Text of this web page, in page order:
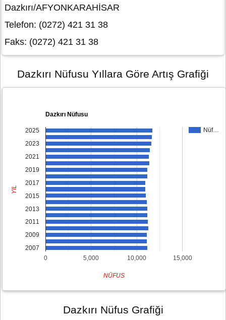
Dazkırı/AFYONKARAHİSAR
Telefon: (0272) 421 31 38
Faks: (0272) 421 31 38
Dazkırı Nüfusu Yıllara Göre Artış Grafiği
Dazkırı Nüfusu
Nüf…
0 5,000 10,000 15,000
2025
2023
2021
2019
2017
2015
2013
2011
2009
2007
NÜFUS
YIL
Dazkırı Nüfus Grafiği